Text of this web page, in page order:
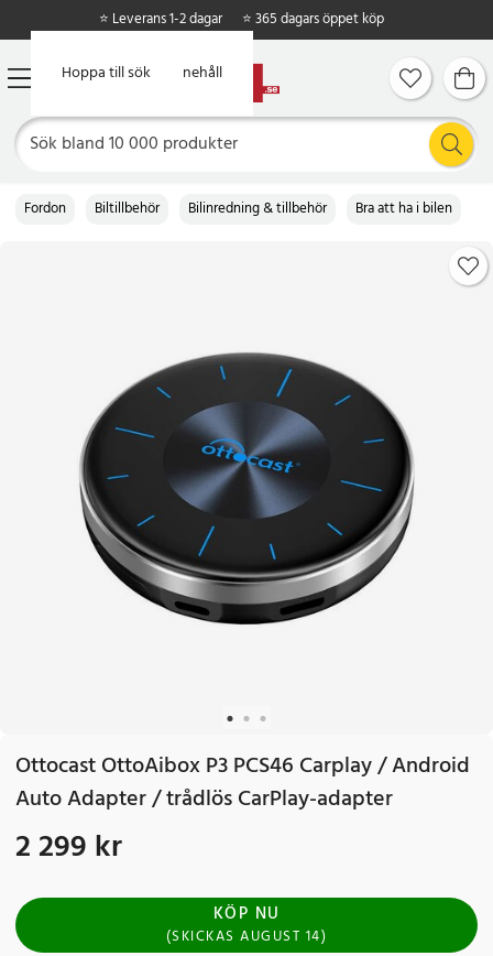
Hoppa till huvudinnehåll
Hoppa till sök
⭐ Leverans 1-2 dagar ⭐ 365 dagars öppet köp
Fordon Biltillbehör Bilinredning & tillbehör Bra att ha i bilen
Ottocast OttoAibox P3 PCS46 Carplay / Android
Auto Adapter / trådlös CarPlay-adapter
Pris:2 299 kr
2 299 kr
KÖP NU
(SKICKASAUGUST 14)